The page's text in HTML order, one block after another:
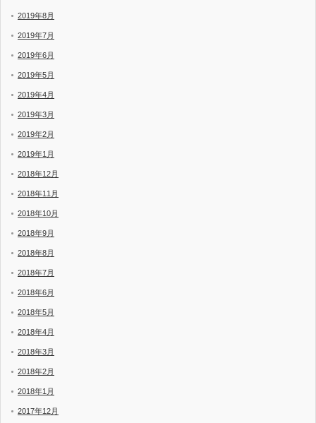
2019年8月
2019年7月
2019年6月
2019年5月
2019年4月
2019年3月
2019年2月
2019年1月
2018年12月
2018年11月
2018年10月
2018年9月
2018年8月
2018年7月
2018年6月
2018年5月
2018年4月
2018年3月
2018年2月
2018年1月
2017年12月